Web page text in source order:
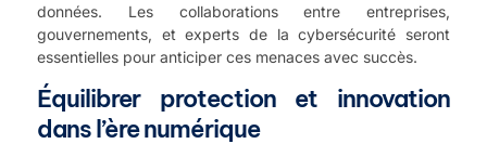
données. Les collaborations entre entreprises,
gouvernements, et experts de la cybersécurité seront
essentielles pour anticiper ces menaces avec succès.
Équilibrer protection et innovation
dans l’ère numérique